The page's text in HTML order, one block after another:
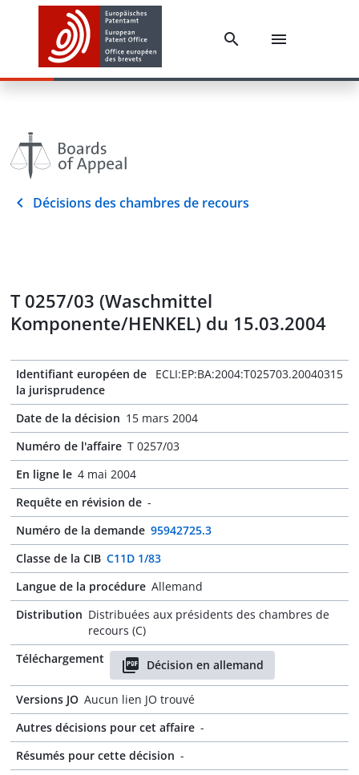
Décisions des chambres de recours
T 0257/03 (Waschmittel
Komponente/HENKEL) du 15.03.2004
Identifiant européen de
la jurisprudence
ECLI:EP:BA:2004:T025703.20040315
Date de la décision 15 mars 2004
Numéro de l'affaire T 0257/03
En ligne le 4 mai 2004
Requête en révision de -
Numéro de la demande 95942725.3
Classe de la CIB C11D 1/83
Langue de la procédure Allemand
Distribution Distribuées aux présidents des chambres de
recours (C)
Téléchargement
Décision en allemand
Versions JO Aucun lien JO trouvé
Autres décisions pour cet affaire -
Résumés pour cette décision -